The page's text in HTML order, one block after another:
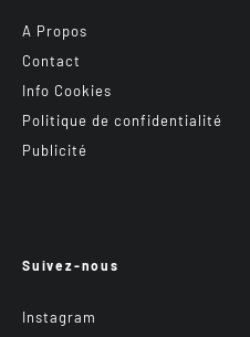
A Propos
Contact
Info Cookies
Politique de confidentialité
Publicité
Suivez-nous
Instagram